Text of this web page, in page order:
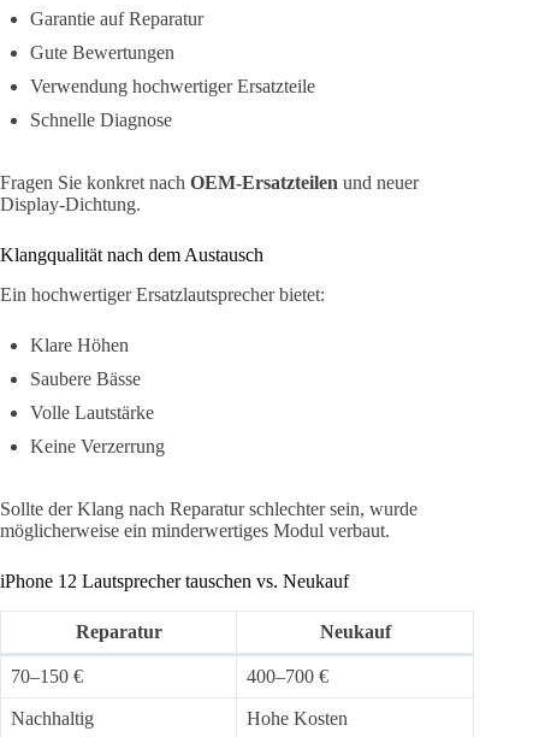
Garantie auf Reparatur
Gute Bewertungen
Verwendung hochwertiger Ersatzteile
Schnelle Diagnose
Fragen Sie konkret nach OEM-Ersatzteilen und neuer
Display-Dichtung.
Klangqualität nach dem Austausch
Ein hochwertiger Ersatzlautsprecher bietet:
Klare Höhen
Saubere Bässe
Volle Lautstärke
Keine Verzerrung
Sollte der Klang nach Reparatur schlechter sein, wurde
möglicherweise ein minderwertiges Modul verbaut.
iPhone 12 Lautsprecher tauschen vs. Neukauf
Reparatur Neukauf
70–150 € 400–700 €
Nachhaltig Hohe Kosten